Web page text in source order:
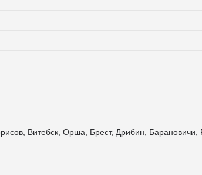
Витебск, Орша, Брест, Дрибин, Барановичи,